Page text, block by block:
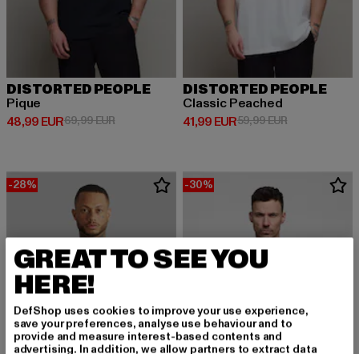
DISTORTED PEOPLE
Pique
48,99 EUR
Derzeitiger Preis: 48,99 EUR
69,99 EURAktionspreis: 69,99 EUR
DISTORTED PEOPLE
Classic Peached
41,99 EUR
Derzeitiger Preis: 41,99 EUR
59,99 EURAktionspreis:
-28% -30%
GREAT TO SEE YOU
HERE!
DefShop uses cookies to improve your use experience,
save your preferences, analyse use behaviour and to
provide and measure interest-based contents and
advertising. In addition, we allow partners to extract data